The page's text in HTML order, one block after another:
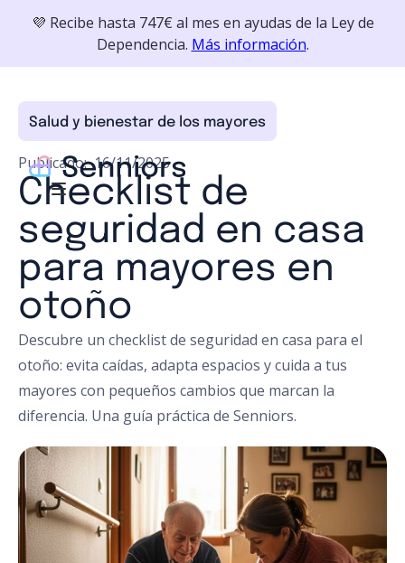
💜 Recibe hasta 747€ al mes en ayudas de la Ley de
Dependencia. Más información.
Salud y bienestar de los mayores
Publicado:16/11/2025
Checklist de
seguridad en casa
para mayores en
otoño
Descubre un checklist de seguridad en casa para el
otoño: evita caídas, adapta espacios y cuida a tus
mayores con pequeños cambios que marcan la
diferencia. Una guía práctica de Senniors.